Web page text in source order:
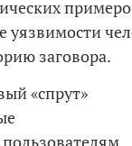
заговора.
«спрут»